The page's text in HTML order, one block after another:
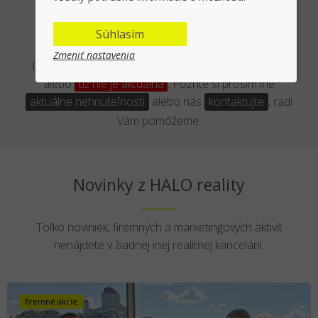
Asi Vás sklameme :-(
Ospravedľňujeme sa, ale daná ponuka
alebo už nie je aktuálna . Pozrite si prosím iné
aktuálne nehnuteľnosti alebo nás kontaktujte , radi
Vám pomôžeme.
Novinky z HALO reality
Toľko noviniek, firemných a marketingových aktivít
nenájdete v žiadnej inej realitnej kancelárii.
firemné akcie
Súhlasím
Zmeniť nastavenia